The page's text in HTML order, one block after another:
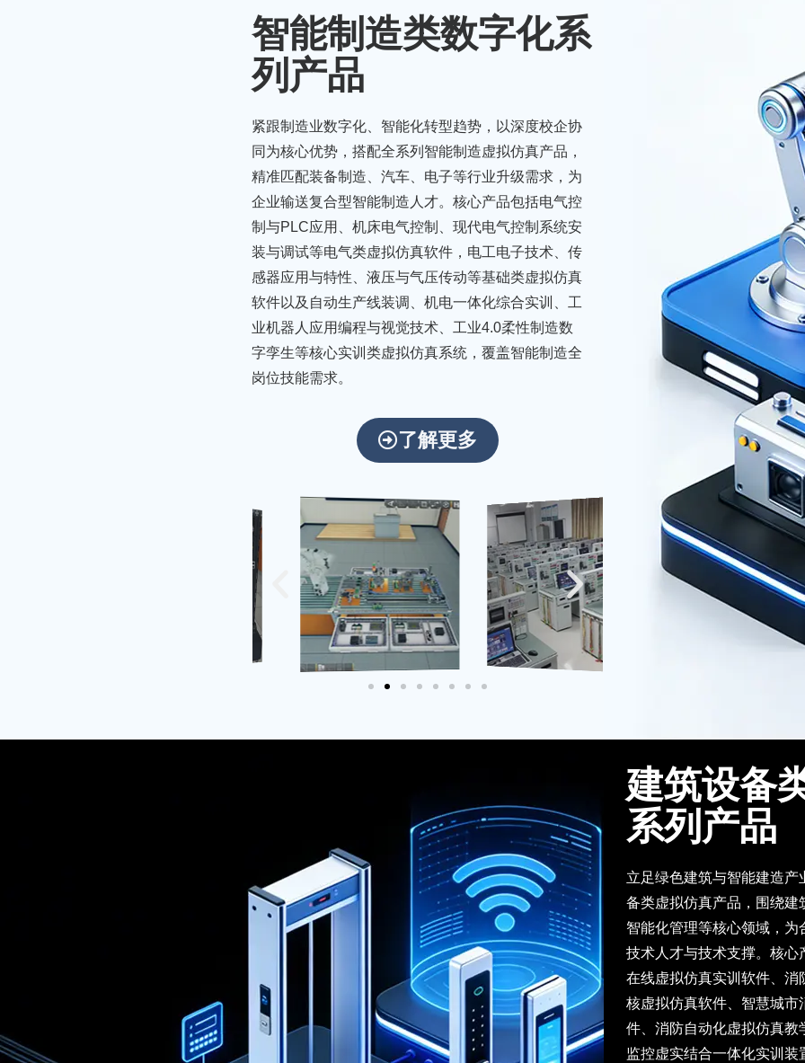
骏马疾驰
启新程！
新春伊始，万象更新。2026年2月
24日 起全面恢复正常运营。期待在
新的一年里与广大客户携手共进，共
创辉煌！
智能制造类数字化系
列产品
紧跟制造业数字化、智能化转型趋势，以深度校企协
同为核心优势，搭配全系列智能制造虚拟仿真产品，
精准匹配装备制造、汽车、电子等行业升级需求，为
企业输送复合型智能制造人才。核心产品包括电气控
制与PLC应用、机床电气控制、现代电气控制系统安
装与调试等电气类虚拟仿真软件，电工电子技术、传
感器应用与特性、液压与气压传动等基础类虚拟仿真
软件以及自动生产线装调、机电一体化综合实训、工
业机器人应用编程与视觉技术、工业4.0柔性制造数
字孪生等核心实训类虚拟仿真系统，覆盖智能制造全
岗位技能需求。
了解更多
建筑设备
系列产品
立足绿色建筑与智能建造产
备类虚拟仿真产品，围绕建
智能化管理等核心领域，为
技术人才与技术支撑。核心
在线虚拟仿真实训软件、消
核虚拟仿真软件、智慧城市
件、消防自动化虚拟仿真教
监控虚实结合一体化实训装